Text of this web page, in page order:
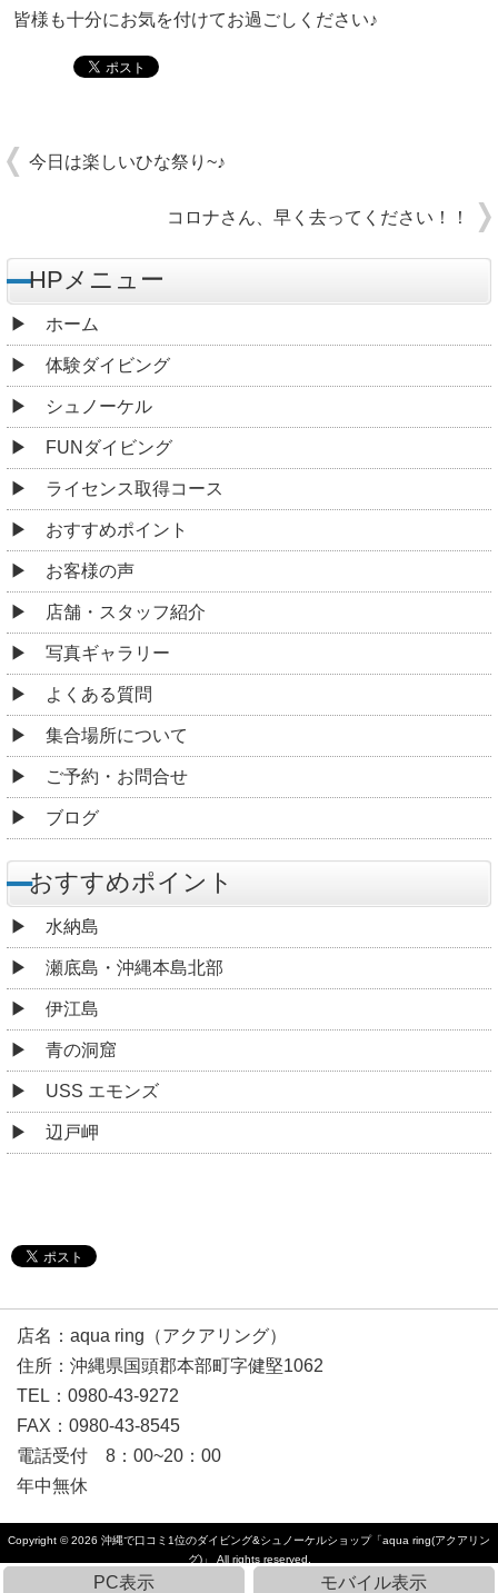
皆様も十分にお気を付けてお過ごしください♪
今日は楽しいひな祭り~♪
コロナさん、早く去ってください！！
HPメニュー
ホーム
体験ダイビング
シュノーケル
FUNダイビング
ライセンス取得コース
おすすめポイント
お客様の声
店舗・スタッフ紹介
写真ギャラリー
よくある質問
集合場所について
ご予約・お問合せ
ブログ
おすすめポイント
水納島
瀬底島・沖縄本島北部
伊江島
青の洞窟
USS エモンズ
辺戸岬
店名：aqua ring（アクアリング）
住所：沖縄県国頭郡本部町字健堅1062
TEL：0980-43-9272
FAX：0980-43-8545
電話受付 8：00~20：00
年中無休
Copyright © 2026 沖縄で口コミ1位のダイビング&シュノーケルショップ「aqua ring(アクアリン
グ)」
All rights reserved.
PC表示 モバイル表示